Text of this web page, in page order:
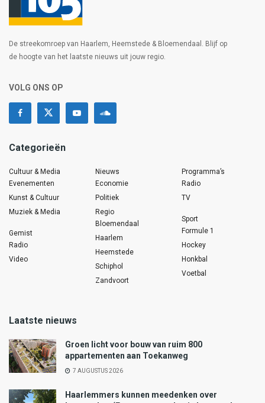
De streekomroep van Haarlem, Heemstede & Bloemendaal. Blijf op
de hoogte van het laatste nieuws uit jouw regio.
VOLG ONS OP
Categorieën
Cultuur & Media
Evenementen
Kunst & Cultuur
Muziek & Media
Gemist
Radio
Video
Nieuws
Economie
Politiek
Regio
Bloemendaal
Haarlem
Heemstede
Schiphol
Zandvoort
Programma’s
Radio
TV
Sport
Formule 1
Hockey
Honkbal
Voetbal
Laatste nieuws
Groen licht voor bouw van ruim 800
appartementen aan Toekanweg
7 AUGUSTUS 2026
Haarlemmers kunnen meedenken over